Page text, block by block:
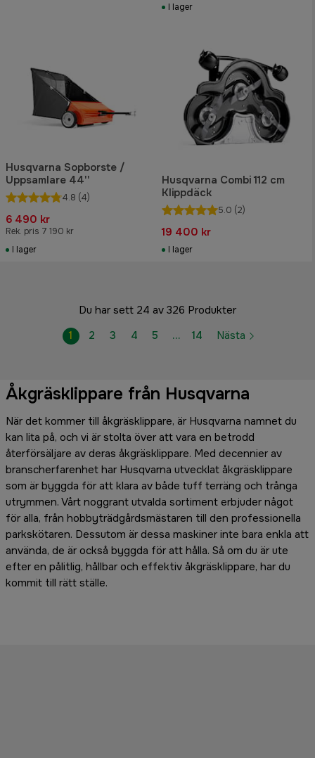
I lager
Husqvarna Sopborste /
Uppsamlare 44''
4.8 (4)
6 490 kr
Rek. pris 7 190 kr
I lager
Husqvarna Combi 112 cm
Klippdäck
5.0 (2)
19 400 kr
I lager
Du har sett 24 av 326 Produkter
1
2 3 4 5 … 14 Nästa
Åkgräsklippare från Husqvarna
När det kommer till åkgräsklippare, är Husqvarna namnet du
kan lita på, och vi är stolta över att vara en betrodd
återförsäljare av deras åkgräsklippare. Med decennier av
branscherfarenhet har Husqvarna utvecklat åkgräsklippare
som är byggda för att klara av både tuff terräng och trånga
utrymmen. Vårt noggrant utvalda sortiment erbjuder något
för alla, från hobbyträdgårdsmästaren till den professionella
parkskötaren. Dessutom är dessa maskiner inte bara enkla att
använda, de är också byggda för att hålla. Så om du är ute
efter en pålitlig, hållbar och effektiv åkgräsklippare, har du
kommit till rätt ställe.